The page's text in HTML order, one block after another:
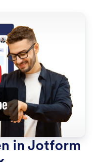
in Jotform